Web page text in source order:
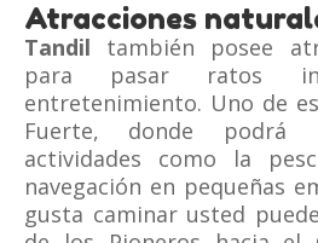
Atracciones
Tandil también posee
para pasar ratos
entretenimiento. Uno de
Fuerte, donde podrá
actividades como la
navegación en pequeñas
gusta caminar usted